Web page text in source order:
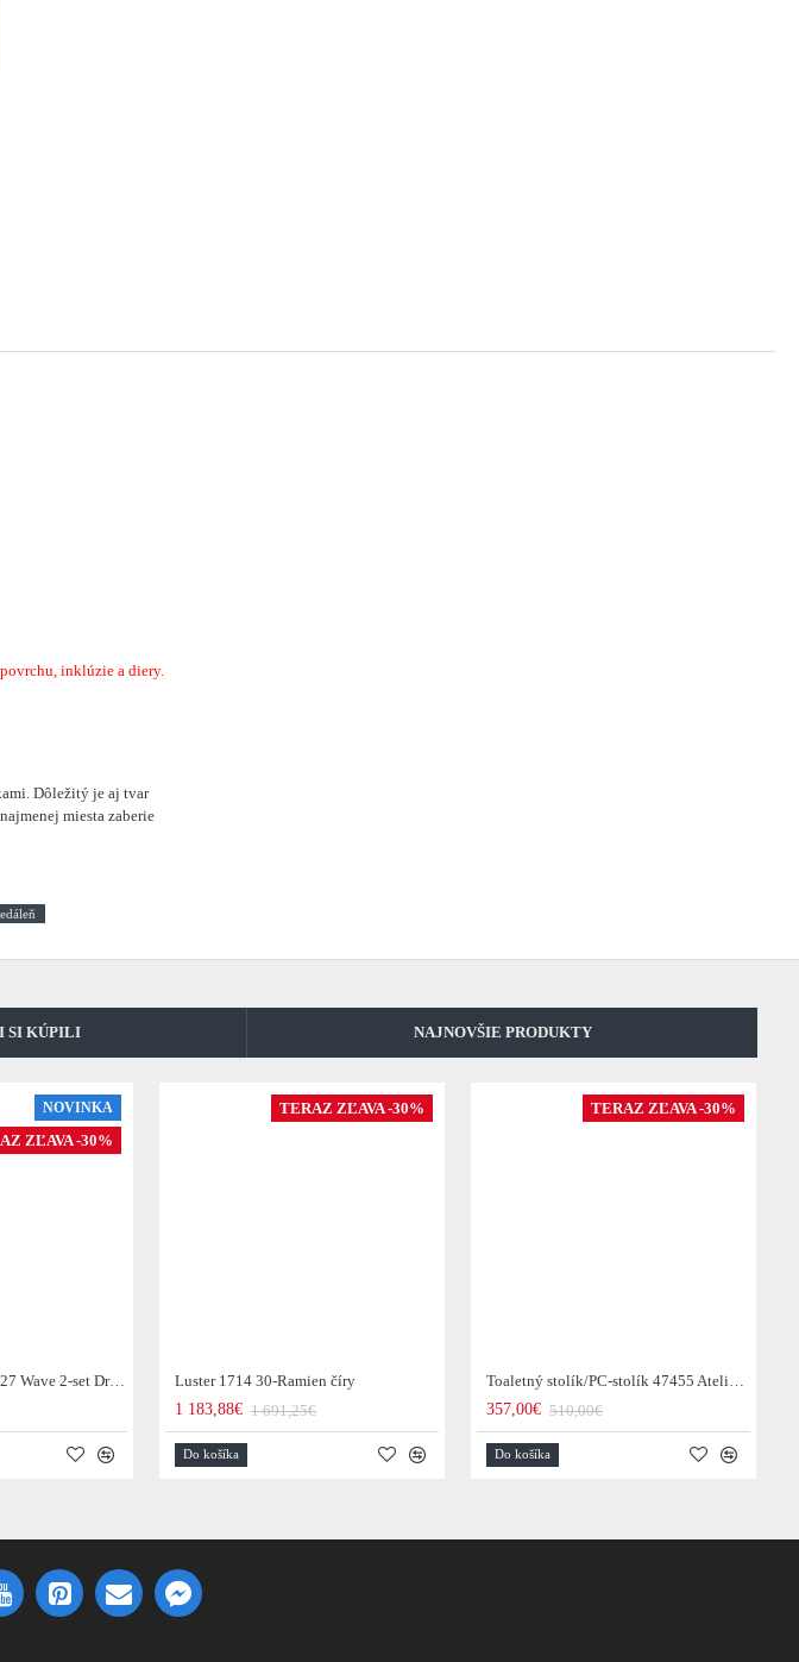
inklúzie a diery.
Dôležitý je aj tvar
miesta zaberie
SI KÚPILI NAJNOVŠIE PRODUKTY
NOVINKA
ZĽAVA -30%
Konferenčný stôl 23-27 Wave 2-set Drevo Mango
TERAZ ZĽAVA -30%
Luster 1714 30-Ramien číry
1 183,88€ 1 691,25€
Do košíka
TERAZ ZĽAVA -30%
Toaletný stolík/PC-stolík 47455 Atelier 120cm Natural Dub Dyha
357,00€ 510,00€
Do košíka